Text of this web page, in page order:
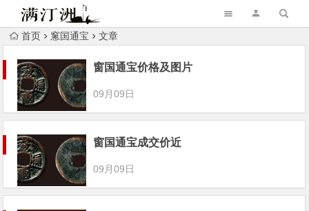
首页 窻国通宝 文章
窗国通宝价格及图片
09月09日
窗国通宝成交价近
09月09日